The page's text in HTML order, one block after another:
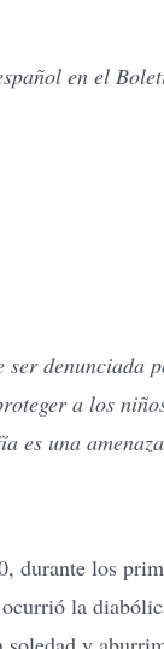
en el
denunciada
a los
es una
durante los
la